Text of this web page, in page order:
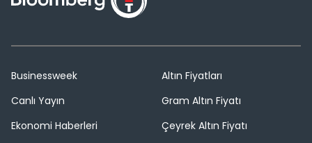
Businessweek
Canlı Yayın
Ekonomi Haberleri
Altın Fiyatları
Gram Altın Fiyatı
Çeyrek Altın Fiyatı